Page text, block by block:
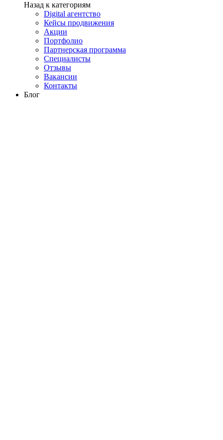
Назад к категориям
Digital агентство
Кейсы продвижения
Акции
Портфолио
Партнерская программа
Специалисты
Отзывы
Вакансии
Контакты
Блог